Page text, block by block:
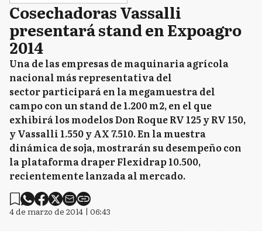
Cosechadoras Vassalli
presentará stand en Expoagro
2014
Una de las empresas de maquinaria agrícola
nacional más representativa del
sector participará en la megamuestra del
campo con un stand de 1.200 m2, en el que
exhibirá los modelos Don Roque RV 125 y RV 150,
y Vassalli 1.550 y AX 7.510. En la muestra
dinámica de soja, mostrarán su desempeño con
la plataforma draper Flexidrap 10.500,
recientemente lanzada al mercado.
4 de marzo de 2014 | 06:43